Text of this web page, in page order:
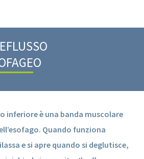
inferiore è una banda muscolare
Quando funziona
e si apre quando si deglutisce,